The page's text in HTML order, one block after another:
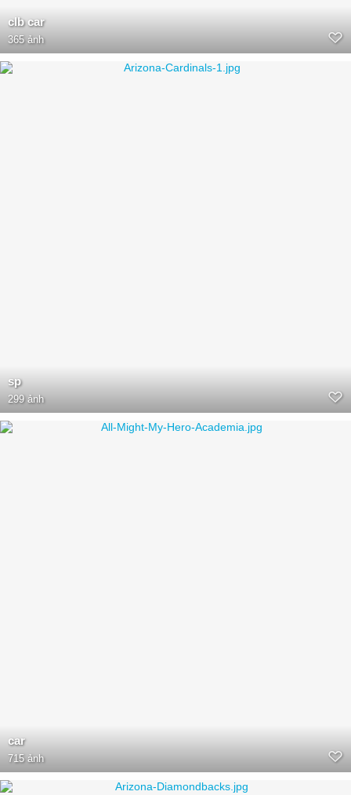
clb car
365 ảnh
sp
299 ảnh
car
715 ảnh